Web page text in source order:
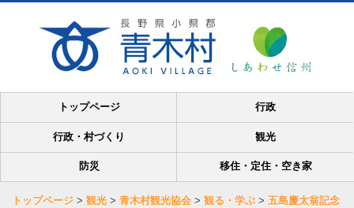
トップページ 行政
行政・村づくり 観光
防災 移住・定住・空き家
トップページ > 観光 > 青木村観光協会 > 観る・学ぶ > 五島慶太翁記念